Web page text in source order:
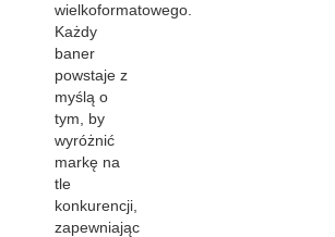
wielkoformatowego.
Każdy
baner
powstaje z
myślą o
tym, by
wyróżnić
markę na
tle
konkurencji,
zapewniając